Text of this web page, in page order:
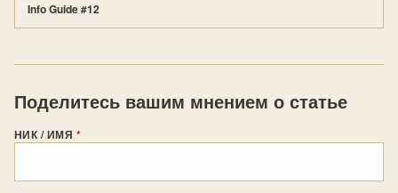
Info Guide #12
Поделитесь вашим мнением о статье
НИК / ИМЯ *